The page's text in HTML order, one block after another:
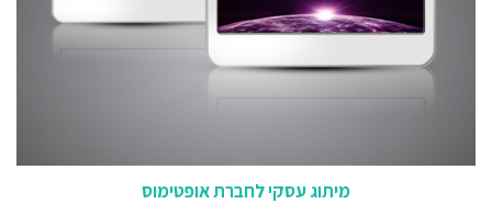
מיתוג עסקי לחברת אופטימוס